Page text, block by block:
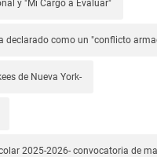
y "Mi Cargo a Evaluar"
declarado como un "conflicto
de Nueva York-
2025-2026- convocatoria de